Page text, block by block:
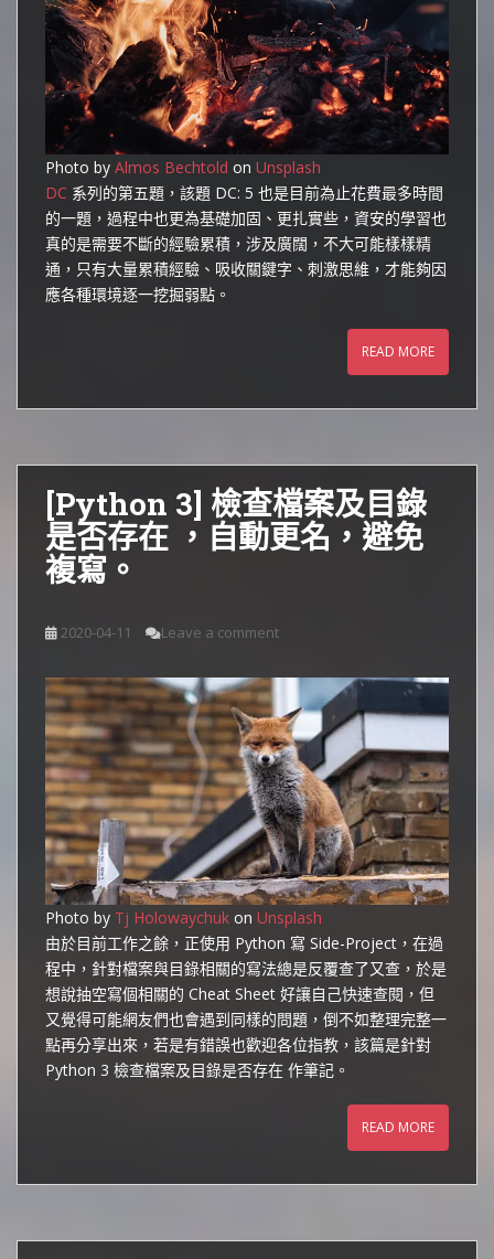
Photo by Almos Bechtold on Unsplash
DC 系列的第五題，該題 DC: 5 也是目前為止花費最多時間
的一題，過程中也更為基礎加固、更扎實些，資安的學習也
真的是需要不斷的經驗累積，涉及廣闊，不大可能樣樣精
通，只有大量累積經驗、吸收關鍵字、刺激思維，才能夠因
應各種環境逐一挖掘弱點。
READ MORE
[Python 3] 檢查檔案及目錄
是否存在 ，自動更名，避免
複寫。
2020-04-11 Leave a comment
Photo by Tj Holowaychuk on Unsplash
由於目前工作之餘，正使用 Python 寫 Side-Project，在過
程中，針對檔案與目錄相關的寫法總是反覆查了又查，於是
想說抽空寫個相關的 Cheat Sheet 好讓自己快速查閱，但
又覺得可能網友們也會遇到同樣的問題，倒不如整理完整一
點再分享出來，若是有錯誤也歡迎各位指教，該篇是針對
Python 3 檢查檔案及目錄是否存在 作筆記。
READ MORE